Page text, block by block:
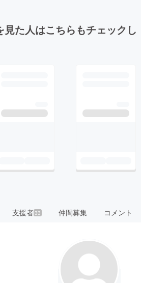
見た人はこちらもチェックし
支援者33 仲間募集 コメント